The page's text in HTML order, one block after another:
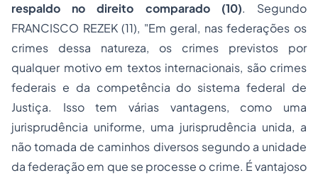
respaldo no direito comparado (10). Segundo
FRANCISCO REZEK (11), "Em geral, nas federações os
crimes dessa natureza, os crimes previstos por
qualquer motivo em textos internacionais, são crimes
federais e da competência do sistema federal de
Justiça. Isso tem várias vantagens, como uma
jurisprudência uniforme, uma jurisprudência unida, a
não tomada de caminhos diversos segundo a unidade
da federação em que se processe o crime. É vantajoso